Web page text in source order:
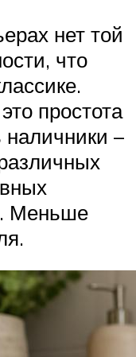
нет той
что
простота
наличники –
Меньше